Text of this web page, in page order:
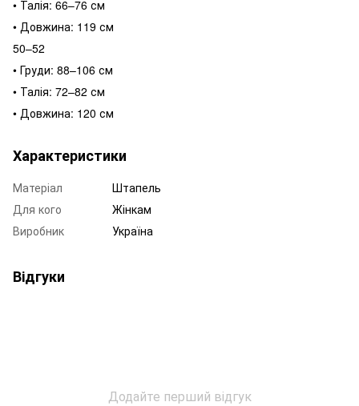
• Талія: 66–76 см
• Довжина: 119 см
50–52
• Груди: 88–106 см
• Талія: 72–82 см
• Довжина: 120 см
Характеристики
Матеріал
Штапель
Для кого
Жінкам
Виробник
Україна
Відгуки
Додайте перший відгук